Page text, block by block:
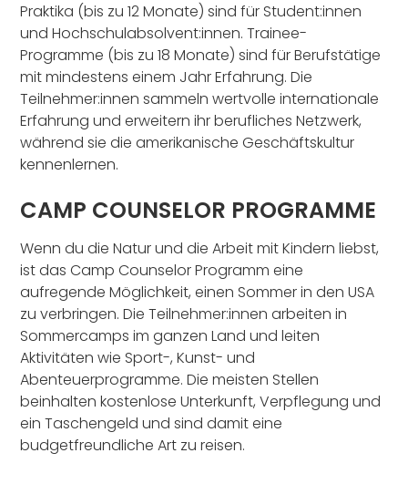
Praktika (bis zu 12 Monate) sind für Student:innen
und Hochschulabsolvent:innen. Trainee-
Programme (bis zu 18 Monate) sind für Berufstätige
mit mindestens einem Jahr Erfahrung. Die
Teilnehmer:innen sammeln wertvolle internationale
Erfahrung und erweitern ihr berufliches Netzwerk,
während sie die amerikanische Geschäftskultur
kennenlernen.
CAMP COUNSELOR PROGRAMME
Wenn du die Natur und die Arbeit mit Kindern liebst,
ist das Camp Counselor Programm eine
aufregende Möglichkeit, einen Sommer in den USA
zu verbringen. Die Teilnehmer:innen arbeiten in
Sommercamps im ganzen Land und leiten
Aktivitäten wie Sport-, Kunst- und
Abenteuerprogramme. Die meisten Stellen
beinhalten kostenlose Unterkunft, Verpflegung und
ein Taschengeld und sind damit eine
budgetfreundliche Art zu reisen.